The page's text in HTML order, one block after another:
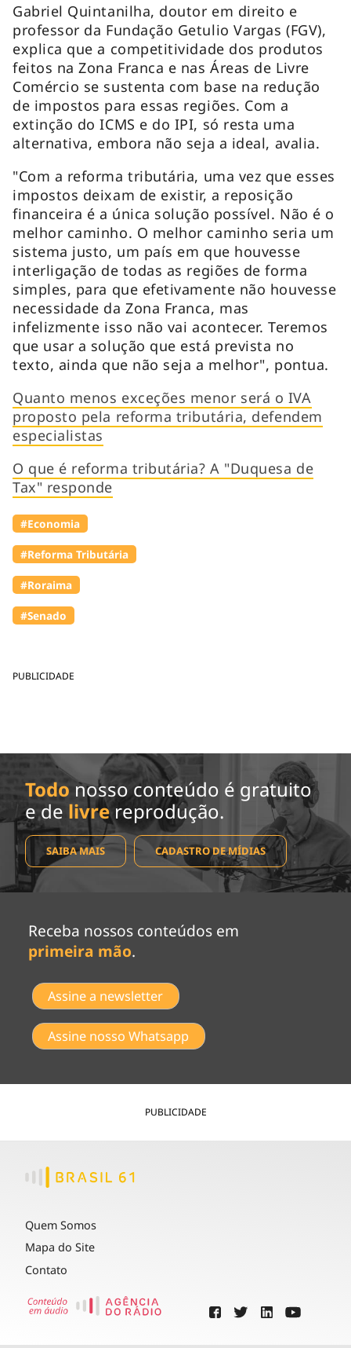
PUBLICIDADE
Gabriel Quintanilha, doutor em direito e
professor da Fundação Getulio Vargas (FGV),
explica que a competitividade dos produtos
feitos na Zona Franca e nas Áreas de Livre
Comércio se sustenta com base na redução
de impostos para essas regiões. Com a
extinção do ICMS e do IPI, só resta uma
alternativa, embora não seja a ideal, avalia.
"Com a reforma tributária, uma vez que esses
impostos deixam de existir, a reposição
financeira é a única solução possível. Não é o
melhor caminho. O melhor caminho seria um
sistema justo, um país em que houvesse
interligação de todas as regiões de forma
simples, para que efetivamente não houvesse
necessidade da Zona Franca, mas
infelizmente isso não vai acontecer. Teremos
que usar a solução que está prevista no
texto, ainda que não seja a melhor", pontua.
Quanto menos exceções menor será o IVA
proposto pela reforma tributária, defendem
especialistas
O que é reforma tributária? A "Duquesa de
Tax" responde
#Economia
#Reforma Tributária
#Roraima
#Senado
Todo nosso conteúdo é gratuito
e de livrereprodução.
SAIBA MAIS CADASTRO DE MÍDIAS
Receba nossos conteúdos em
primeira mão.
Assine a newsletter
Assine nosso Whatsapp
PUBLICIDADE
Quem Somos
Mapa do Site
Contato